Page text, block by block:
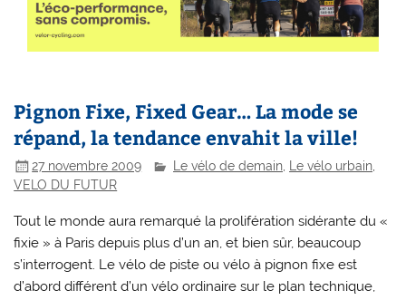
Pignon Fixe, Fixed Gear… La mode se
répand, la tendance envahit la ville!
27 novembre 2009 Le vélo de demain Le vélo urbain
VELO DU FUTUR
Tout le monde aura remarqué la prolifération sidérante du «
fixie » à Paris depuis plus d’un an, et bien sûr, beaucoup
s’interrogent. Le vélo de piste ou vélo à pignon fixe est
d’abord différent d’un vélo ordinaire sur le plan technique,